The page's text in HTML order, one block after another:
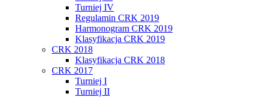
Turniej IV
Regulamin CRK 2019
Harmonogram CRK 2019
Klasyfikacja CRK 2019
CRK 2018
Klasyfikacja CRK 2018
CRK 2017
Turniej I
Turniej II